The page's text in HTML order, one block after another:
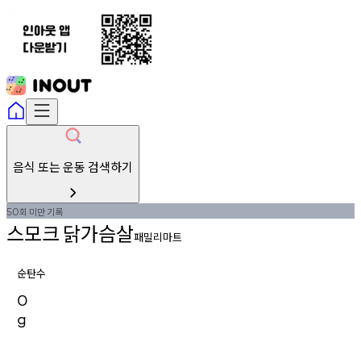
음식 또는 운동 검색하기
50회 미만기록
스모크 닭가슴살패밀리마트
순탄수
0
g